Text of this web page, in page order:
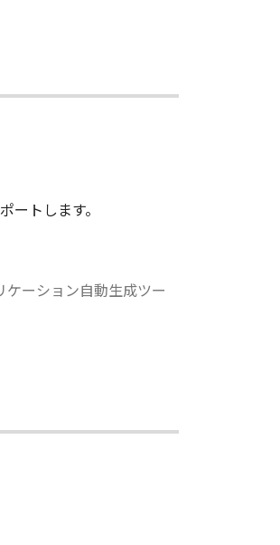
トします。
ーション自動生成ツー